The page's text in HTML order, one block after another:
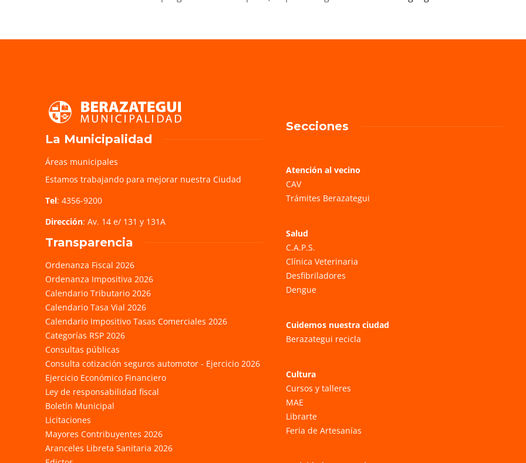
La Municipalidad
Áreas municipales
Estamos trabajando para mejorar nuestra Ciudad
Tel: 4356-9200
Dirección: Av. 14 e/ 131 y 131A
Transparencia
Ordenanza Fiscal 2026
Ordenanza Impositiva 2026
Calendario Tributario 2026
Calendario Tasa Vial 2026
Calendario Impositivo Tasas Comerciales 2026
Categorías RSP 2026
Consultas públicas
Consulta cotización seguros automotor - Ejercicio 2026
Ejercicio Económico Financiero
Ley de responsabilidad fiscal
Boletín Municipal
Licitaciones
Mayores Contribuyentes 2026
Aranceles Libreta Sanitaria 2026
Secciones
Atención al vecino
CAV
Trámites Berazategui
Salud
C.A.P.S.
Clínica Veterinaria
Desfibriladores
Dengue
Cuidemos nuestra ciudad
Berazategui recicla
Cultura
Cursos y talleres
MAE
Librarte
Feria de Artesanías